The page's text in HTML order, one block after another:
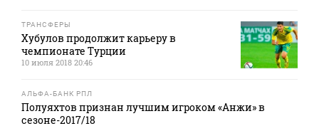
ТРАНСФЕРЫ
Хубулов продолжит карьеру в
чемпионате Турции
10 июля 2018 20:46
АЛЬФА-БАНК РПЛ
Полуяхтов признан лучшим игроком «Анжи» в
сезоне-2017/18